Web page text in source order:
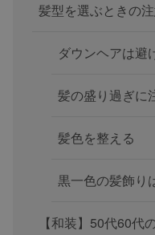
髪型を選ぶときの
ダウンヘアは避
髪の盛り過ぎに
髪色を整える
黒一色の髪飾り
【和装】50代60代